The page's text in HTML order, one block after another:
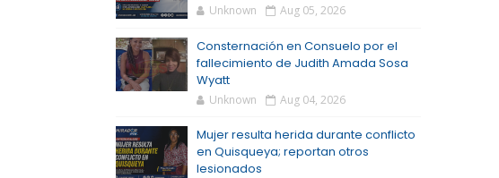
Unknown Aug 05, 2026
Consternación en Consuelo por el
fallecimiento de Judith Amada Sosa
Wyatt
Unknown Aug 04, 2026
Mujer resulta herida durante conflicto
en Quisqueya; reportan otros
lesionados